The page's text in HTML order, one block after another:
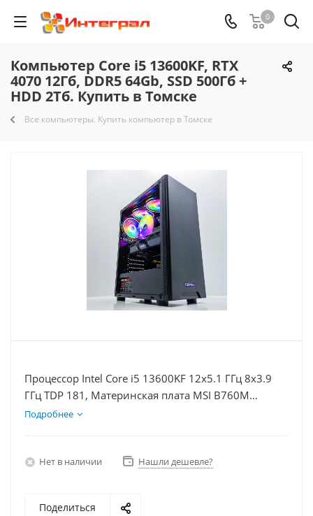
0
Компьютер Core i5 13600KF, RTX
4070 12Гб, DDR5 64Gb, SSD 500Гб +
HDD 2Тб. Купить в Томске
Все компьютеры. Купить компьютер в Томске
Процессор Intel Core i5 13600KF 12x5.1 ГГц 8x3.9
ГГц TDP 181, Материнская плата MSI B760M
BOMBER WIFI D5, Видеокарта RTX 4070 12Гб,
Подробнее
Нет в наличии Нашли дешевле?
Поделиться